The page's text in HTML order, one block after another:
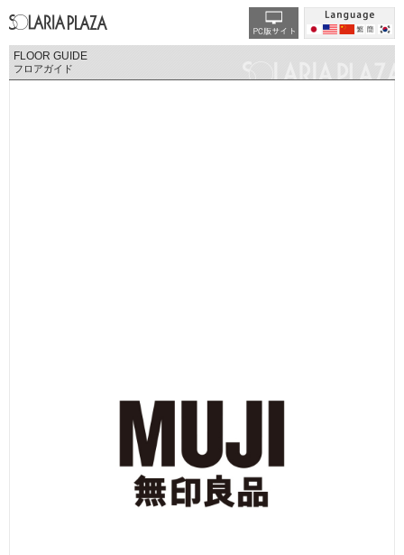
FLOOR GUIDE
フロアガイド